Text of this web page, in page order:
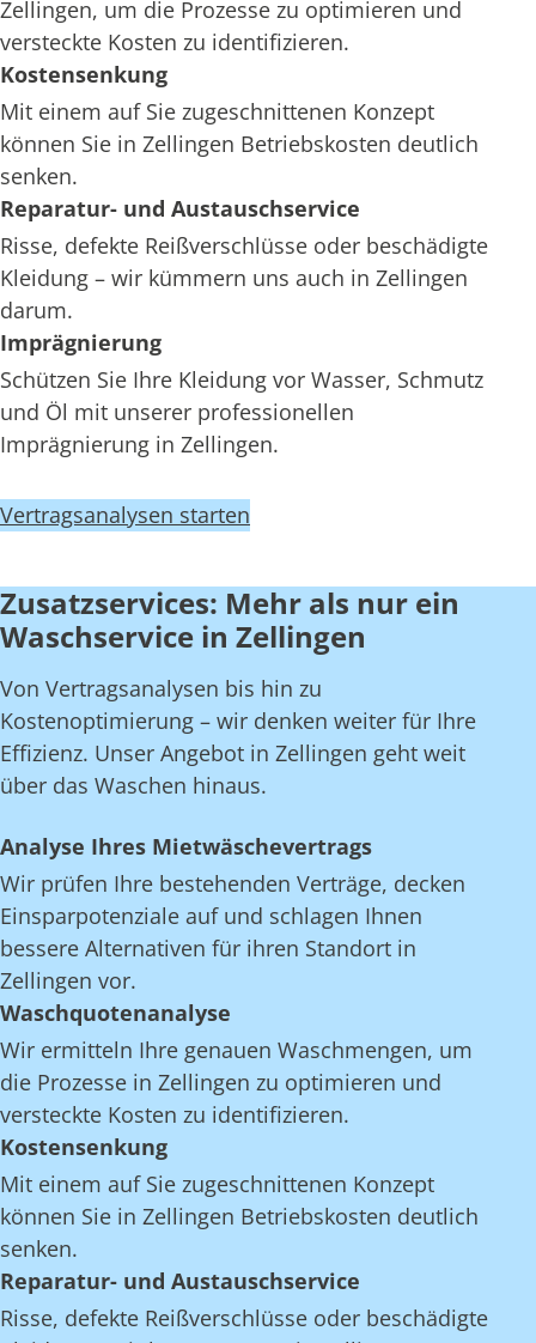
Zellingen, um die Prozesse zu optimieren und
versteckte Kosten zu identifizieren.
Kostensenkung
Mit einem auf Sie zugeschnittenen Konzept
können Sie in Zellingen Betriebskosten deutlich
senken.
Reparatur- und Austauschservice
Risse, defekte Reißverschlüsse oder beschädigte
Kleidung – wir kümmern uns auch in Zellingen
darum.
Imprägnierung
Schützen Sie Ihre Kleidung vor Wasser, Schmutz
und Öl mit unserer professionellen
Imprägnierung in Zellingen.
Vertragsanalysen starten
Zusatzservices: Mehr als nur ein
Waschservice in Zellingen
Von Vertragsanalysen bis hin zu
Kostenoptimierung – wir denken weiter für Ihre
Effizienz. Unser Angebot in Zellingen geht weit
über das Waschen hinaus.
Analyse Ihres Mietwäschevertrags
Wir prüfen Ihre bestehenden Verträge, decken
Einsparpotenziale auf und schlagen Ihnen
bessere Alternativen für ihren Standort in
Zellingen vor.
Waschquotenanalyse
Wir ermitteln Ihre genauen Waschmengen, um
die Prozesse in Zellingen zu optimieren und
versteckte Kosten zu identifizieren.
Kostensenkung
Mit einem auf Sie zugeschnittenen Konzept
können Sie in Zellingen Betriebskosten deutlich
senken.
Reparatur- und Austauschservice
Risse, defekte Reißverschlüsse oder beschädigte